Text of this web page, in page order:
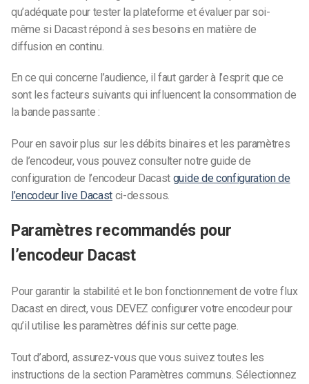
qu’adéquate pour tester la plateforme et évaluer par soi-
même si Dacast répond à ses besoins en matière de
diffusion en continu.
En ce qui concerne l’audience, il faut garder à l’esprit que ce
sont les facteurs suivants qui influencent la consommation de
la bande passante :
Pour en savoir plus sur les débits binaires et les paramètres
de l’encodeur, vous pouvez consulter notre guide de
configuration de l’encodeur Dacast guide de configuration de
l’encodeur live Dacastci-dessous.
Paramètres recommandés pour
l’encodeur Dacast
Pour garantir la stabilité et le bon fonctionnement de votre flux
Dacast en direct, vous DEVEZ configurer votre encodeur pour
qu’il utilise les paramètres définis sur cette page.
Tout d’abord, assurez-vous que vous suivez toutes les
instructions de la section Paramètres communs. Sélectionnez